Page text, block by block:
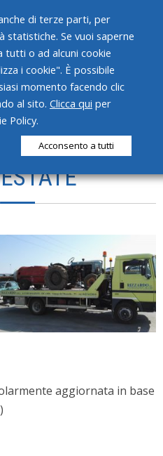
aggiornata in base
di terze parti, per
Se vuoi saperne
tutti o ad alcuni cookie
i cookie". È possibile
momento facendo clic
al sito. Clicca qui per
Policy.
Acconsento a tutti